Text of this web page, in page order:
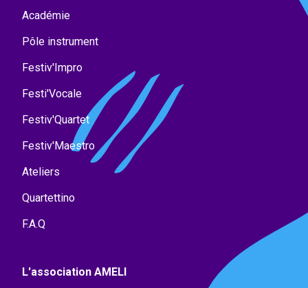
Académie
Pôle instrument
Festiv'Impro
Festi'Vocale
Festiv'Quartet
Festiv'Maestro
Ateliers
Quartettino
F.A.Q
L'association AMELI